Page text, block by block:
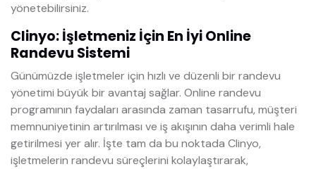
yönetebilirsiniz.
Clinyo: İşletmeniz İçin En İyi Online
Randevu Sistemi
Günümüzde işletmeler için hızlı ve düzenli bir randevu
yönetimi büyük bir avantaj sağlar. Online randevu
programının faydaları arasında zaman tasarrufu, müşteri
memnuniyetinin artırılması ve iş akışının daha verimli hale
getirilmesi yer alır. İşte tam da bu noktada Clinyo,
işletmelerin randevu süreçlerini kolaylaştırarak,